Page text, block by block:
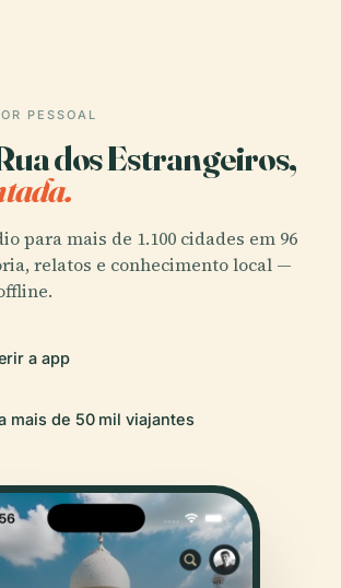
PESSOAL
dos Estrangeiros,
para mais de 1.100 cidades em 96
relatos e conhecimento local —
a app
mais de 50 mil viajantes